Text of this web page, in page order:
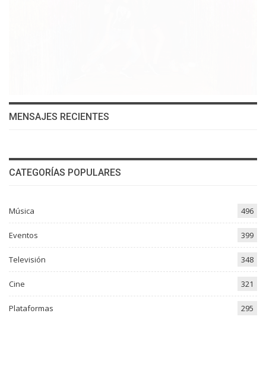
MENSAJES RECIENTES
CATEGORÍAS POPULARES
Música 496
Eventos 399
Televisión 348
Cine 321
Plataformas 295